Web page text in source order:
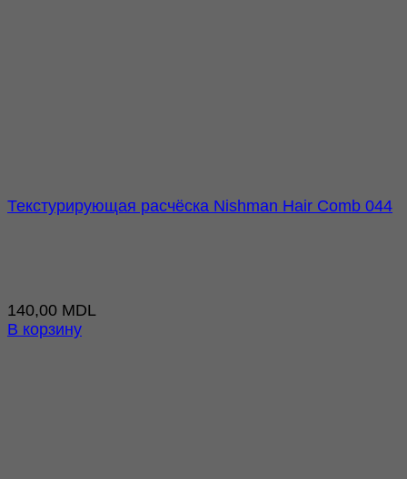
Текстурирующая расчёска Nishman Hair Comb 044
140,00 MDL
В корзину